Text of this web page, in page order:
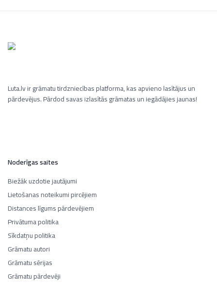
Luta.lv ir grāmatu tirdzniecības platforma, kas apvieno lasītājus un
pārdevējus. Pārdod savas izlasītās grāmatas un iegādājies jaunas!
Noderīgas saites
Biežāk uzdotie jautājumi
Lietošanas noteikumi pircējiem
Distances līgums pārdevējiem
Privātuma politika
Sīkdatņu politika
Grāmatu autori
Grāmatu sērijas
Grāmatu pārdevēji